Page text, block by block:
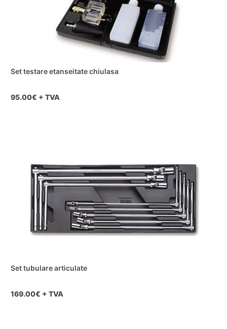
Set testare etanseitate chiulasa
95.00€ + TVA
Set tubulare articulate
169.00€ + TVA